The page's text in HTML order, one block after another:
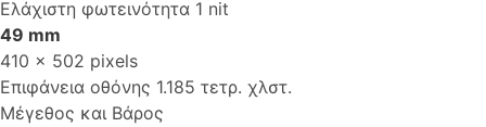
Ελάχιστη φωτεινότητα 1 nit
49 mm
410 x 502 pixels
Επιφάνεια οθόνης 1.185 τετρ. χλστ.
Μέγεθος και Βάρος